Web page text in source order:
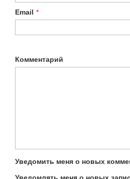
Email *
Комментарий
Уведомить меня о новых